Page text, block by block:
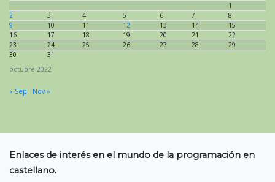
octubre 2022
1
2
3 4 5 6 7
8
9
10 11 12 13 14
15
16
17 18 19 20 21
22
23
24 25 26 27 28
29
30
31
« Sep Nov »
Enlaces de interés en el mundo de la programación en
castellano.